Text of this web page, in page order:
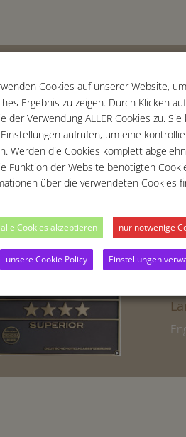
RELAX & RECREATION
Cookies auf unserer Website,
Ergebnis zu zeigen. Durch Klicken
der Verwendung ALLER Cookies zu.
aufrufen, um eine
Werden die Cookies komplett
Funktion der Website benötigten
über die verwendeten Cookies
alle Cookies akzeptieren nur notwenige
unsere Cookie Policy Einstellungen